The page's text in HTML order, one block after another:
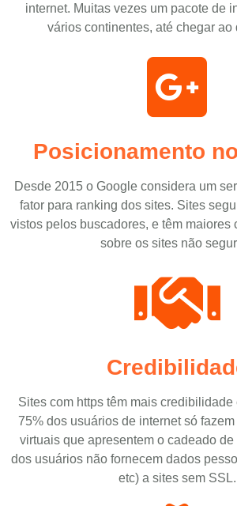
internet. Muitas vezes um pacote de
vários continentes, até chegar ao
Posicionamento
Desde 2015 o Google considera um
fator para ranking dos sites. Sites
vistos pelos buscadores, e têm maiores
sobre os sites não
Sites com https têm mais credibilidade
75% dos usuários de internet só
virtuais que apresentem o cadeado
dos usuários não fornecem dados
etc) a sites sem SSL.